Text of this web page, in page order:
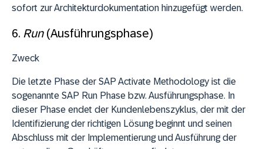
sofort zur Architekturdokumentation hinzugefügt werden.
6. Run(Ausführungsphase)
Zweck
Die letzte Phase der SAP Activate Methodology ist die
sogenannte SAP Run Phase bzw. Ausführungsphase. In
dieser Phase endet der Kundenlebenszyklus, der mit der
Identifizierung der richtigen Lösung beginnt und seinen
Abschluss mit der Implementierung und Ausführung der